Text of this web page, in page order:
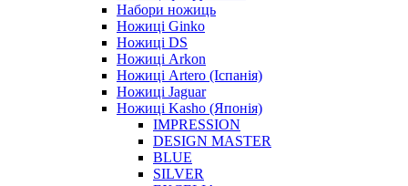
Набори ножиць
Ножиці Ginko
Ножиці DS
Ножиці Arkon
Ножиці Artero (Іспанія)
Ножиці Jaguar
Ножиці Kasho (Японія)
IMPRESSION
DESIGN MASTER
BLUE
SILVER